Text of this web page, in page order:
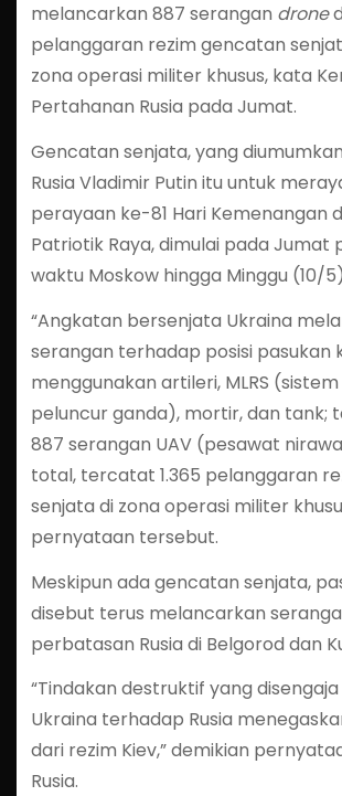
melancarkan 887 serangan drone
pelanggaran rezim gencatan
zona operasi militer khusus, kata
Pertahanan Rusia pada Jumat.
Gencatan senjata, yang
Rusia Vladimir Putin itu untuk
perayaan ke-81 Hari Kemenangan
Patriotik Raya, dimulai pada Jumat
waktu Moskow hingga Minggu (10/
“Angkatan bersenjata Ukraina
serangan terhadap posisi pasukan
menggunakan artileri, MLRS
peluncur ganda), mortir, dan tank;
887 serangan UAV (pesawat
total, tercatat 1.365 pelanggaran
senjata di zona operasi militer
pernyataan tersebut.
Meskipun ada gencatan senjata,
disebut terus melancarkan
perbatasan Rusia di Belgorod dan
“Tindakan destruktif yang
Ukraina terhadap Rusia
dari rezim Kiev,” demikian
Rusia.